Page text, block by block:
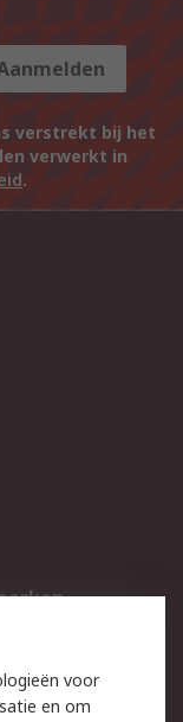
verstrekt bij het
verwerkt in
.
voor
en om